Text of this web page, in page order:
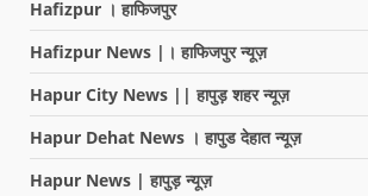
Hafizpur । हाफिजपुर
Hafizpur News |। हाफिजपुर न्यूज़
Hapur City News || हापुड़ शहर न्यूज़
Hapur Dehat News । हापुड देहात न्यूज़
Hapur News | हापुड़ न्यूज़